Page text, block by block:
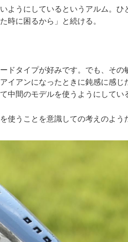
ようにしているというアルム。ひ
時に困るから」と続ける。
ドタイプが好みです。でも、その
イアンになったときに鈍感に感じ
中間のモデルを使うようにしてい
使うことを意識しての考えのよう